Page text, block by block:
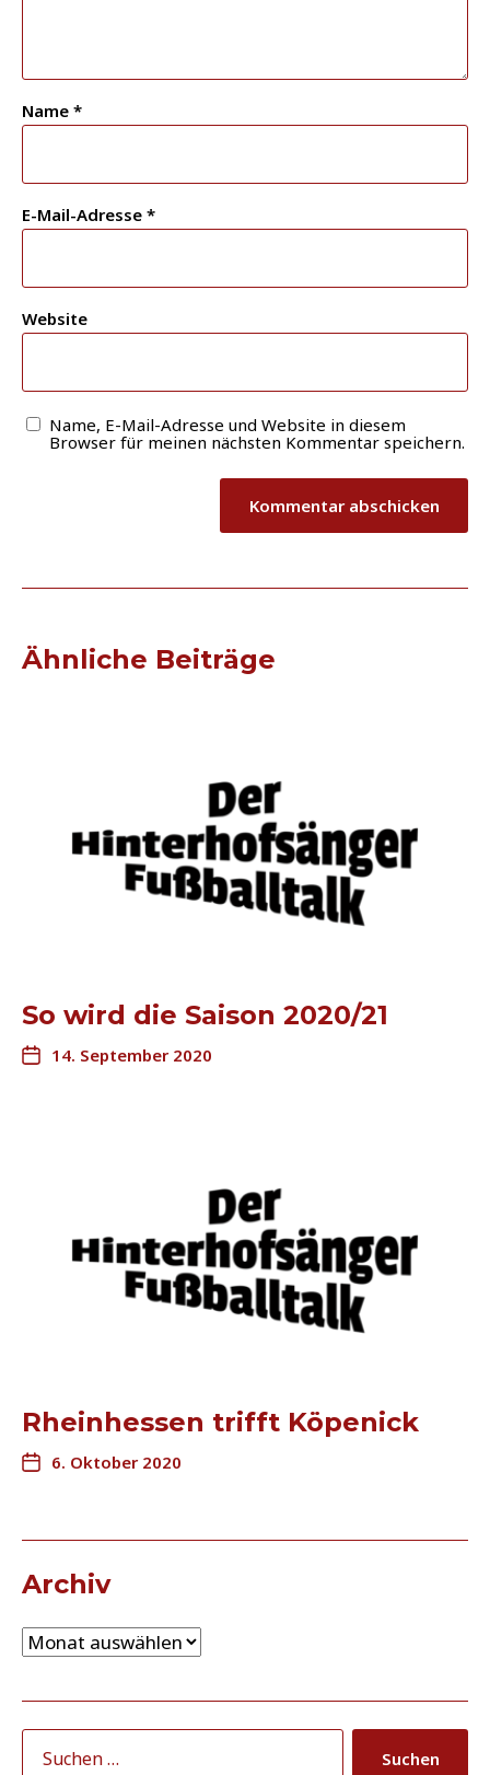
Name *
E-Mail-Adresse *
Website
Name, E-Mail-Adresse und Website in diesem
Browser für meinen nächsten Kommentar speichern.
Ähnliche Beiträge
So wird die Saison 2020/21
14. September 2020
Rheinhessen trifft Köpenick
6. Oktober 2020
Archiv